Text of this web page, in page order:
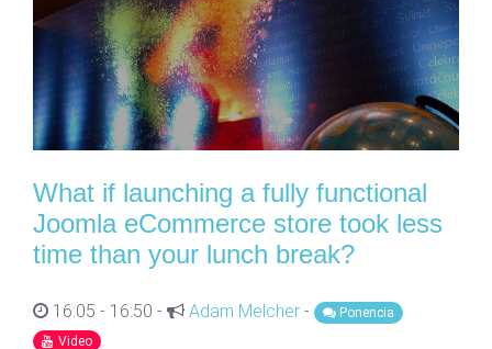
What if launching a fully functional
Joomla eCommerce store took less
time than your lunch break?
16:05 - 16:50 - Adam Melcher -
Ponencia
Video